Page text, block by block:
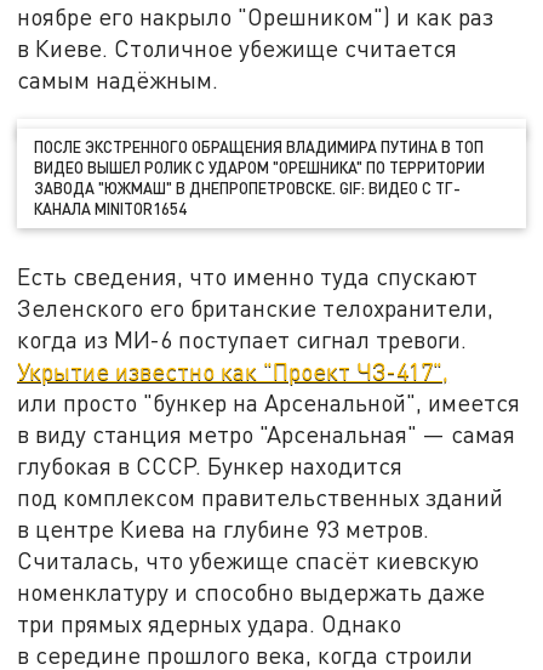
ноябре его накрыло "Орешником") и как раз
в Киеве. Столичное убежище считается
самым надёжным.
ПОСЛЕ ЭКСТРЕННОГО ОБРАЩЕНИЯ ВЛАДИМИРА ПУТИНА В ТОП
ВИДЕО ВЫШЕЛ РОЛИК С УДАРОМ "ОРЕШНИКА" ПО ТЕРРИТОРИИ
ЗАВОДА "ЮЖМАШ" В ДНЕПРОПЕТРОВСКЕ. GIF: ВИДЕО С ТГ-
КАНАЛА MINITOR1654
Есть сведения, что именно туда спускают
Зеленского его британские телохранители,
когда из МИ-6 поступает сигнал тревоги.
Укрытие известно как "Проект ЧЗ-417",
или просто "бункер на Арсенальной", имеется
в виду станция метро "Арсенальная" — самая
глубокая в СССР. Бункер находится
под комплексом правительственных зданий
в центре Киева на глубине 93 метров.
Считалась, что убежище спасёт киевскую
номенклатуру и способно выдержать даже
три прямых ядерных удара. Однако
в середине прошлого века, когда строили